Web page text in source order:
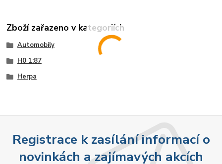
Zboží zařazeno v kategoriích
Automobily
H0 1:87
Herpa
Registrace k zasílání informací o
novinkách a zajímavých akcích